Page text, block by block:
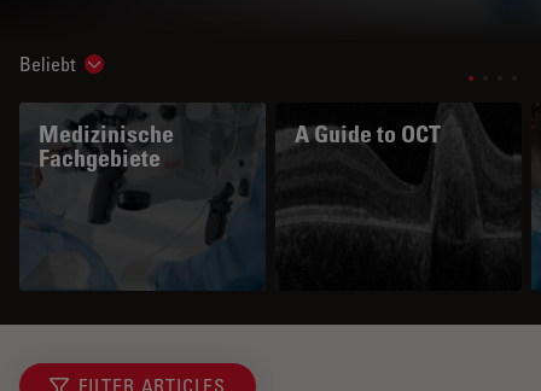
Beliebt Show subnavigation
Medizinische
Fachgebiete
A Guide to OCT
FILTER ARTICLES